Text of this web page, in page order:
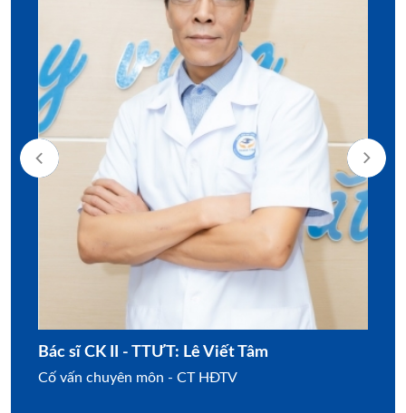
Bác sĩ CK II - TTƯT: Lê Viết Tâm
Cố vấn chuyên môn - CT HĐTV